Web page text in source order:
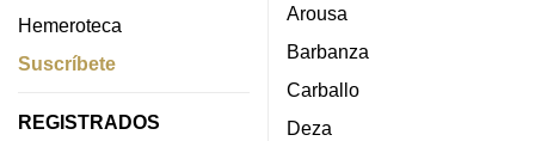
Hemeroteca
Suscríbete
REGISTRADOS
Arousa
Barbanza
Carballo
Deza